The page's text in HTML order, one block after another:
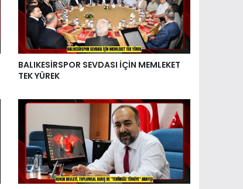
BALIKESİRSPOR SEVDASI İÇİN MEMLEKET
TEK YÜREK